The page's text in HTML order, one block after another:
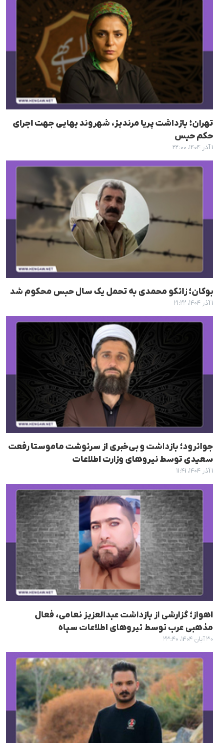
تهران؛ بازداشت پریا مرندیز، شهروند بهایی جهت اجرای
حکم حبس
۱ آذر ۱۴۰۴، ۲۲:۰۰
بوکان؛ زانکو محمدی به تحمل یک سال حبس محکوم شد
۱ آذر ۱۴۰۴، ۲۱:۲۲
جوانرود؛ بازداشت و بی‌خبری از سرنوشت ماموستا رفعت
سعیدی توسط نیروهای وزارت اطلاعات
۱ آذر ۱۴۰۴، ۱۱:۴۱
اهواز؛ گزارشی از بازداشت عبدالعزیز نعامی، فعال
مذهبی عرب توسط نيروهاى اطلاعات سپاه
۳۰ آبان ۱۴۰۴، ۲۳:۴۰